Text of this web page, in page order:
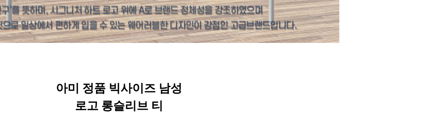
아미 정품 빅사이즈 남성
로고 롱슬리브 티